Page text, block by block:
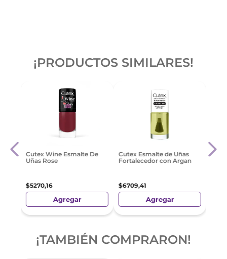
¡PRODUCTOS SIMILARES!
&
Cutex Wine Esmalte De
Uñas Rose
$5270,16
Agregar
Cutex Esmalte de Uñas
Fortalecedor con Argan
$6709,41
Agregar
¡TAMBIÉN COMPRARON!